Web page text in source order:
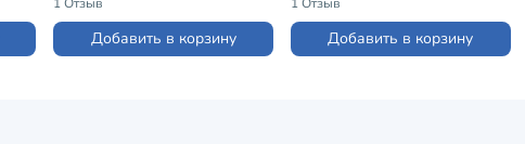
Добавить в корзину Добавить в корзину